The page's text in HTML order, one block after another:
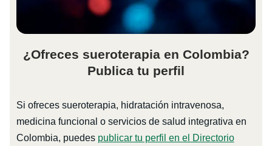
¿Ofreces sueroterapia en Colombia?
Publica tu perfil
Si ofreces sueroterapia, hidratación intravenosa,
medicina funcional o servicios de salud integrativa en
Colombia, puedes publicar tu perfil en el Directorio